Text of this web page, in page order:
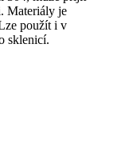
Materiály je
použít i v
sklenicí.